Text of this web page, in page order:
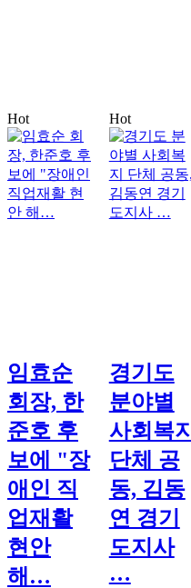
Hot
임효순
회장, 한
준호 후
보에 "장
애인 직
업재활
현안
해…
Hot
경기도
분야별
사회복지
단체 공
동, 김동
연 경기
도지사
…